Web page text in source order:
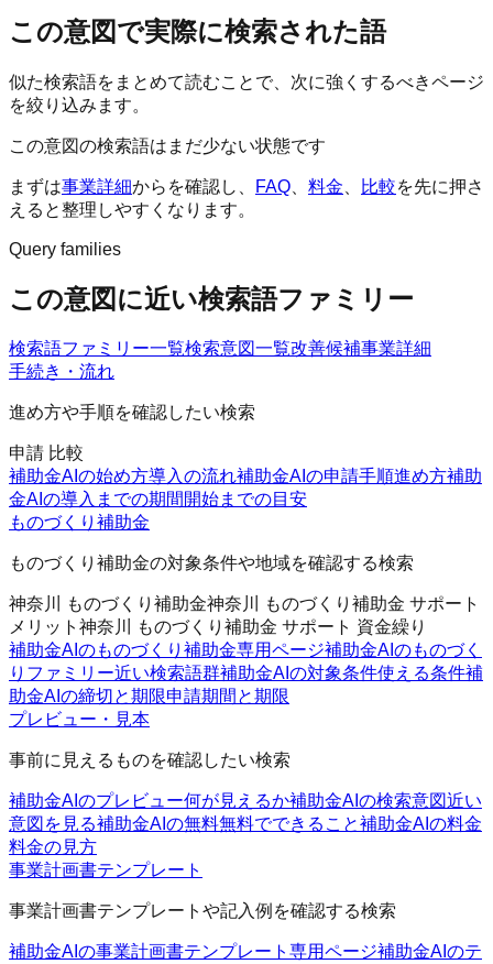
この意図で実際に検索された語
似た検索語をまとめて読むことで、次に強くするべきページ
を絞り込みます。
この意図の検索語はまだ少ない状態です
まずは事業詳細からを確認し、 FAQ 料金 比較を先に押さ
えると整理しやすくなります。
Query families
この意図に近い検索語ファミリー
検索語ファミリー一覧検索意図一覧改善候補事業詳細
手続き・流れ
進め方や手順を確認したい検索
申請 比較
補助金AIの始め方導入の流れ補助金AIの申請手順進め方補助
金AIの導入までの期間 開始までの目安
ものづくり補助金
ものづくり補助金の対象条件や地域を確認する検索
神奈川 ものづくり補助金神奈川 ものづくり補助金 サポート
メリット 神奈川 ものづくり補助金 サポート 資金繰り
補助金AIのものづくり補助金専用ページ補助金AIのものづく
りファミリー近い検索語群補助金AIの対象条件使える条件補
助金AIの締切と期限申請期間と期限
プレビュー・見本
事前に見えるものを確認したい検索
補助金AIのプレビュー何が見えるか補助金AIの検索意図近い
意図を見る補助金AIの無料無料でできること補助金AIの料金
料金の見方
事業計画書テンプレート
事業計画書テンプレートや記入例を確認する検索
補助金AIの事業計画書テンプレート 専用ページ補助金AIのテ